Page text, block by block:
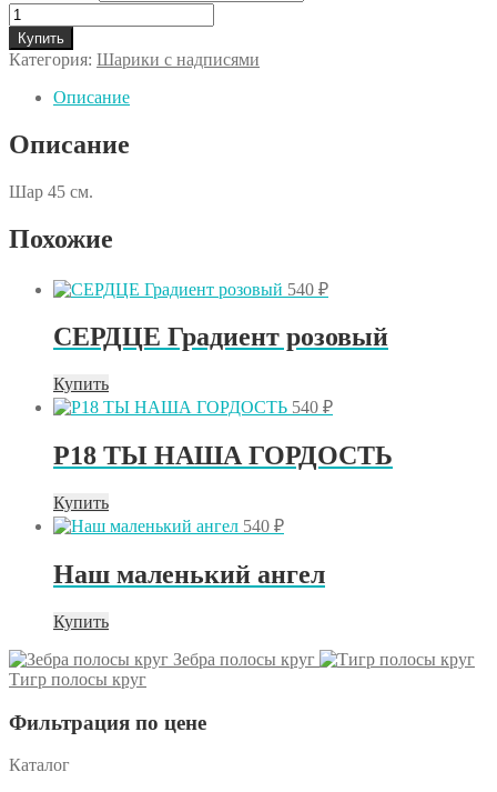
Количество
товара
Леопардовый
узор
круг
Купить
Категория: Шарики с надписями
Описание
Описание
Шар 45 см.
Похожие
540 ₽
СЕРДЦЕ Градиент розовый
Купить
540 ₽
Р18 ТЫ НАША ГОРДОСТЬ
Купить
540 ₽
Наш маленький ангел
Купить
Зебра полосы круг
Тигр полосы круг
Фильтрация по цене
Каталог